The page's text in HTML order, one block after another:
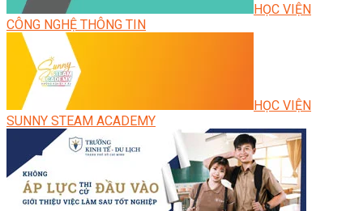
HỌC VIỆN
CÔNG NGHỆ THÔNG TIN
HỌC VIỆN
SUNNY STEAM ACADEMY